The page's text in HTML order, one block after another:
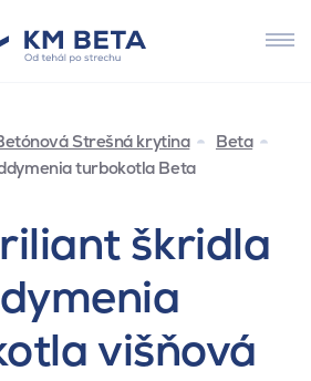
Strešná krytina
Beta
turbokotla Beta
škridla
višňová